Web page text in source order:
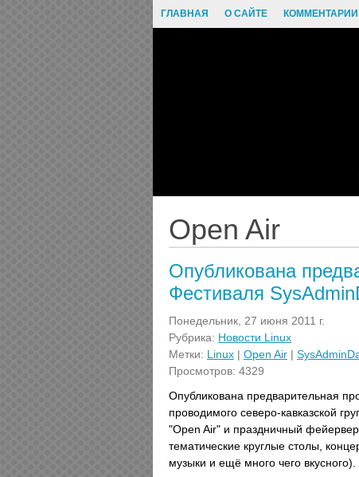
ГЛАВНАЯ О САЙТЕ КОММЕНТАРИИ
Open Air
Опубликована
Фестиваля
Понедельник, 27 июня 2011 г.
Рубрика: Новости Linux
Метки: Linux | Open Air |
Просмотров: 4329
Опубликована предварительная
проводимого северо-кавказской
"Open Air" и праздничный
тематические круглые столы,
музыки и ещё много чего вкусного).